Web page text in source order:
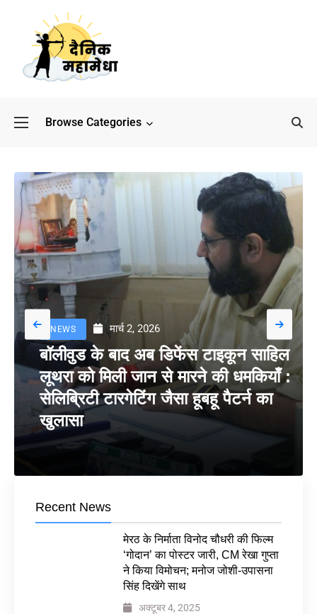
Browse Categories
NEWS मार्च 2, 2026
बॉलीवुड के बाद अब डिफेंस टाइकून साहिल
लूथरा को मिली जान से मारने की धमकियाँ :
सेलिब्रिटी टारगेटिंग जैसा हूबहू पैटर्न का
खुलासा
Recent News
मेरठ के निर्माता विनोद चौधरी की फिल्म
‘गोदान’ का पोस्टर जारी, CM रेखा गुप्ता
ने किया विमोचन; मनोज जोशी-उपासना
सिंह दिखेंगे साथ
अक्टूबर 4, 2025